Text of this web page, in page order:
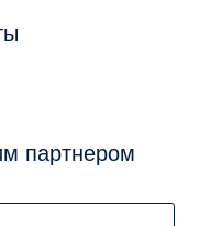
партнером